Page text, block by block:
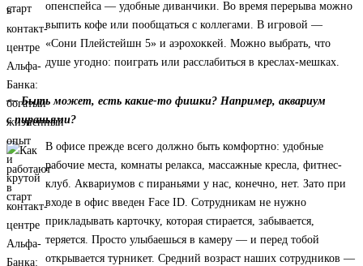
опенспейса — удобные диванчики. Во время перерыва можно
выпить кофе или пообщаться с коллегами. В игровой —
«Сони Плейстейшн 5» и аэрохоккей. Можно выбрать, что
душе угодно: поиграть или расслабиться в креслах-мешках.
— Быть может, есть какие-то фишки? Например, аквариум
с пираньями?
В офисе прежде всего должно быть комфортно: удобные
рабочие места, комнаты релакса, массажные кресла, фитнес-
клуб. Аквариумов с пираньями у нас, конечно, нет. Зато при
входе в офис введен Face ID. Сотрудникам не нужно
прикладывать карточку, которая стирается, забывается,
теряется. Просто улыбаешься в камеру — и перед тобой
открывается турникет. Средний возраст наших сотрудников —